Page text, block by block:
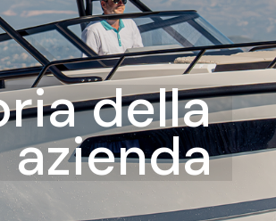
della